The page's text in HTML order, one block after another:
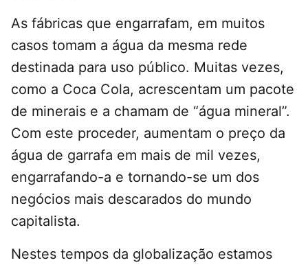
As fábricas que engarrafam, em muitos
casos tomam a água da mesma rede
destinada para uso público. Muitas vezes,
como a Coca Cola, acrescentam um pacote
de minerais e a chamam de “água mineral”.
Com este proceder, aumentam o preço da
água de garrafa em mais de mil vezes,
engarrafando-a e tornando-se um dos
negócios mais descarados do mundo
capitalista.
Nestes tempos da globalização estamos